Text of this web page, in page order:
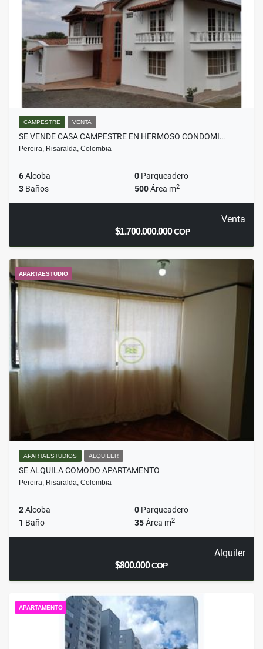
CAMPESTRE VENTA
SE VENDE CASA CAMPESTRE EN HERMOSO CONDOMI…
Pereira, Risaralda, Colombia
6Alcoba 0 Parqueadero
3 Baños 500Área m2
Venta
$1.700.000.000COP
APARTAESTUDIO
APARTAESTUDIOS ALQUILER
SE ALQUILA COMODO APARTAMENTO
Pereira, Risaralda, Colombia
2Alcoba 0 Parqueadero
1 Baño 35Área m2
Alquiler
$800.000COP
APARTAMENTO